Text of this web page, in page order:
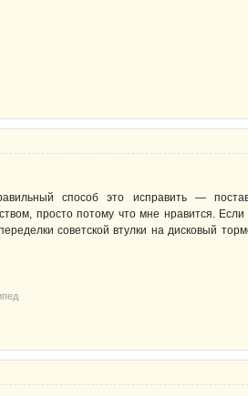
способ это исправить —
просто потому что мне нравится.
советской втулки на дисковый